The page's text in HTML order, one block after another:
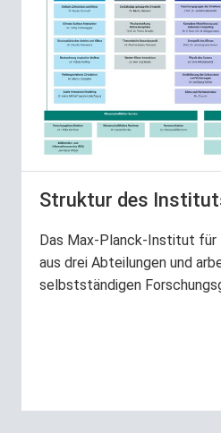
Struktur des
Das Max-Planck-Institut
aus drei Abteilungen und
selbstständigen